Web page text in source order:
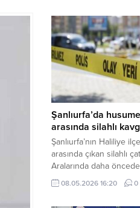
Şanlıurfa’da
arasında silahlı
Şanlıurfa’nın Haliliye
arasında çıkan silahlı
Aralarında daha
olduğu öğrenilen
neticesinde 3 kişi olay
08.05.2026 16:20 0